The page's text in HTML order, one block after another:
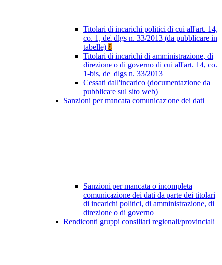
Titolari di incarichi politici di cui all'art. 14,
co. 1, del dlgs n. 33/2013 (da pubblicare in
tabelle) 8
Titolari di incarichi di amministrazione, di
direzione o di governo di cui all'art. 14, co.
1-bis, del dlgs n. 33/2013
Cessati dall'incarico (documentazione da
pubblicare sul sito web)
Sanzioni per mancata comunicazione dei dati
Sanzioni per mancata o incompleta
comunicazione dei dati da parte dei titolari
di incarichi politici, di amministrazione, di
direzione o di governo
Rendiconti gruppi consiliari regionali/provinciali